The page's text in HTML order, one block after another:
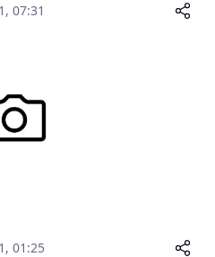
07:31
01:25